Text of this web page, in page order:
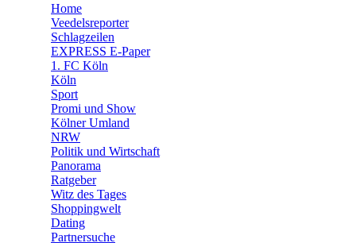
🛒 Shoppingwelt
Home
Veedelsreporter
Schlagzeilen
EXPRESS E-Paper
1. FC Köln
Köln
Sport
Promi und Show
Kölner Umland
NRW
Politik und Wirtschaft
Panorama
Ratgeber
Witz des Tages
Shoppingwelt
Dating
Partnersuche